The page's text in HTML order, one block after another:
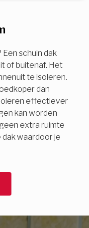
Een schuin dak
of buitenaf. Het
te isoleren.
dan
effectiever
kan worden
extra ruimte
dak waardoor je
nu direct uw